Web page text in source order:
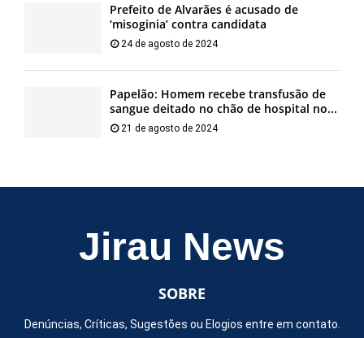
Prefeito de Alvarães é acusado de
‘misoginia’ contra candidata
24 de agosto de 2024
Papelão: Homem recebe transfusão de
sangue deitado no chão de hospital no...
21 de agosto de 2024
Jirau News
SOBRE
Denúncias, Críticas, Sugestões ou Elogios entre em contato.